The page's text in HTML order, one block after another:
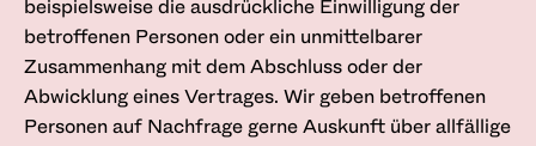
beispielsweise die ausdrückliche Einwilligung der
betroffenen Personen oder ein unmittelbarer
Zusammenhang mit dem Abschluss oder der
Abwicklung eines Vertrages. Wir geben betroffenen
Personen auf Nachfrage gerne Auskunft über allfällige